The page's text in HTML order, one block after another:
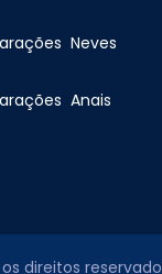
Neves
Anais
direitos